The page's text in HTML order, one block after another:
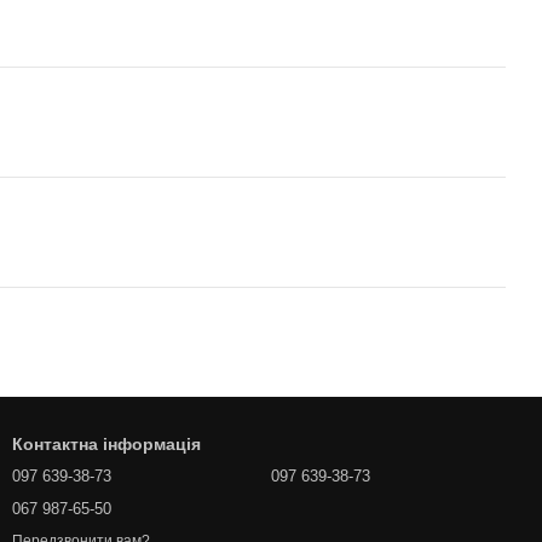
Контактна інформація
097 639-38-73
067 987-65-50
097 639-38-73